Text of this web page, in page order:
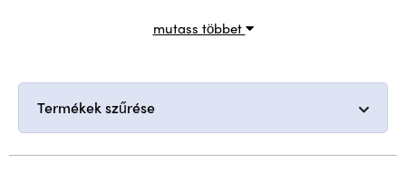
mutass többet
Termékek szűrése